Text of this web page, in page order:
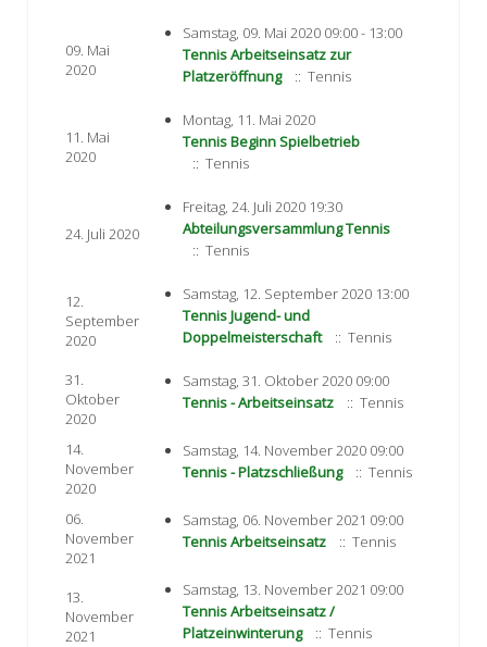
09. Mai
2020
Samstag, 09. Mai 2020 09:00 - 13:00
Tennis Arbeitseinsatz zur
Platzeröffnung
:: Tennis
11. Mai
2020
Montag, 11. Mai 2020
Tennis Beginn Spielbetrieb
:: Tennis
24. Juli 2020
Freitag, 24. Juli 2020 19:30
Abteilungsversammlung Tennis
:: Tennis
12.
September
2020
Samstag, 12. September 2020 13:00
Tennis Jugend- und
Doppelmeisterschaft
:: Tennis
31.
Oktober
2020
Samstag, 31. Oktober 2020 09:00
Tennis - Arbeitseinsatz
:: Tennis
14.
November
2020
Samstag, 14. November 2020 09:00
Tennis - Platzschließung
:: Tennis
06.
November
2021
Samstag, 06. November 2021 09:00
Tennis Arbeitseinsatz
:: Tennis
13.
November
2021
Samstag, 13. November 2021 09:00
Tennis Arbeitseinsatz /
Platzeinwinterung
:: Tennis